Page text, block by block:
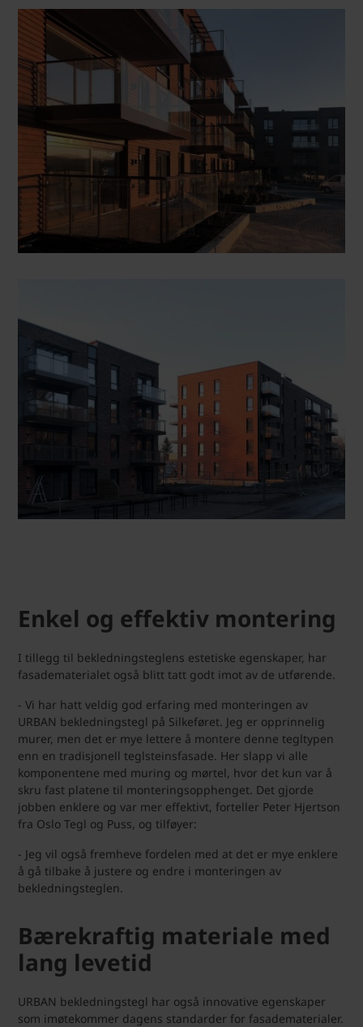
Enkel og effektiv montering
I tillegg til bekledningsteglens estetiske egenskaper, har
fasadematerialet også blitt tatt godt imot av de utførende.
- Vi har hatt veldig god erfaring med monteringen av
URBAN bekledningstegl på Silkeføret. Jeg er opprinnelig
murer, men det er mye lettere å montere denne tegltypen
enn en tradisjonell teglsteinsfasade. Her slapp vi alle
komponentene med muring og mørtel, hvor det kun var å
skru fast platene til monteringsopphenget. Det gjorde
jobben enklere og var mer effektivt, forteller Peter Hjertson
fra Oslo Tegl og Puss, og tilføyer:
- Jeg vil også fremheve fordelen med at det er mye enklere
å gå tilbake å justere og endre i monteringen av
bekledningsteglen.
Bærekraftig materiale med
lang levetid
URBAN bekledningstegl har også innovative egenskaper
som imøtekommer dagens standarder for fasadematerialer.